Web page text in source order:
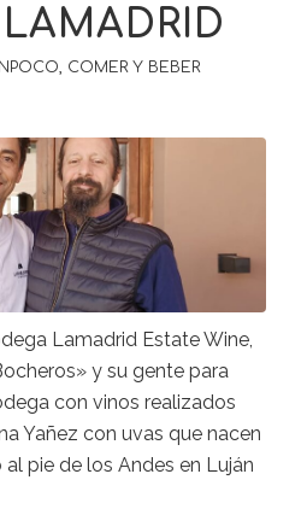
, COMER Y BEBER
Lamadrid Estate Wine,
y su gente para
con vinos realizados
Yañez con uvas que nacen
pie de los Andes en Luján